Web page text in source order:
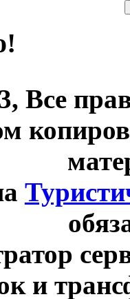
Все
и